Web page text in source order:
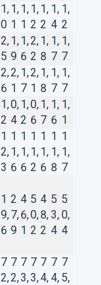
1,
0
1,
1
1,
1
1,
2
1,
2
1,
4
1,
2
2,
5
1,
9
1,
6
2,
2
1,
8
1,
7
1,
7
2,
6
2,
1
1,
7
2,
1
1,
8
1,
7
1,
7
1,
2
0,
4
1,
2
0,
6
1,
7
1,
6
1,
1
1
2,
3
1
1,
6
1
1,
6
1
1,
2
1
1,
6
1
1,
8
1
1,
7
1
9,
6
2
7,
9
4
6,
1
5
0,
2
4
8,
2
5
3,
4
5
0,
4
7
2,
7
2,
7
3,
7
3,
7
4,
7
4,
7
5,